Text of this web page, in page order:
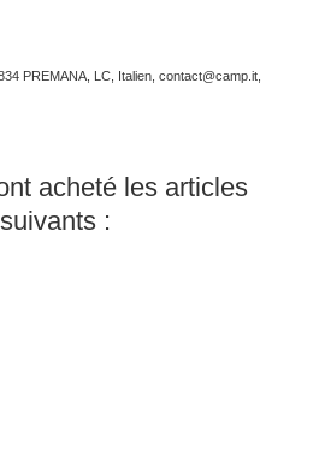
PREMANA, LC, Italien, contact@camp.it,
acheté les articles
suivants :